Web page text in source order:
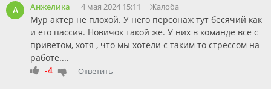
А Анжелика 4 мая 2024 15:11 Жалоба
Мур актёр не плохой. У него персонаж тут бесячий как
и его пассия. Новичок такой же. У них в команде все с
приветом, хотя , что мы хотели с таким то стрессом на
работе....
-4
Ответить